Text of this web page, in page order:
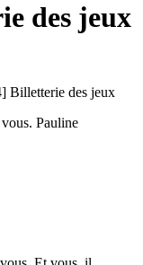
des jeux
Billetterie des jeux